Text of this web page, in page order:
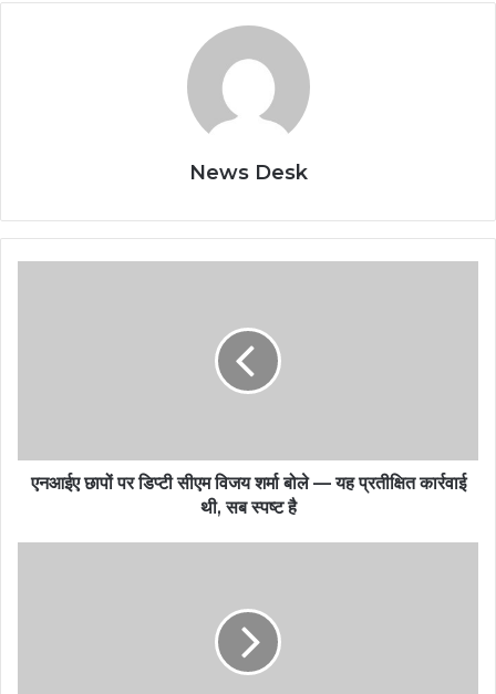
News Desk
एनआईए छापों पर डिप्टी सीएम विजय शर्मा बोले — यह प्रतीक्षित कार्रवाई
थी, सब स्पष्ट है